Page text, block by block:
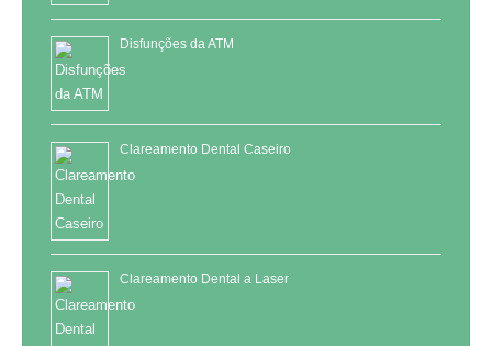
Disfunções da ATM
Clareamento Dental Caseiro
Clareamento Dental a Laser